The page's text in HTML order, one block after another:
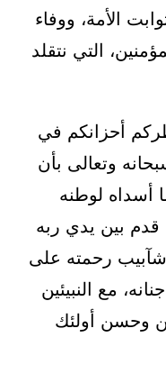
الأمة، ووفاء
التي نتقلد
أحزانكم في
وتعالى بأن
أسداه لوطنه
قدم بين يدي ربه
رحمته على
مع النبيئين
وحسن أولئك